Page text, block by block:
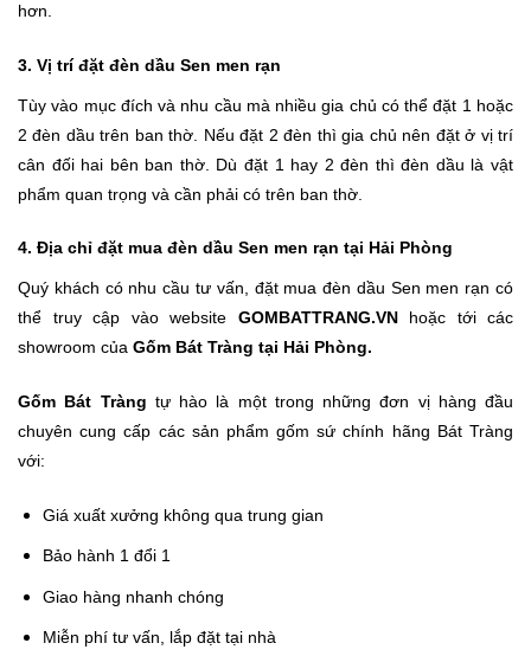
hơn.
3. Vị trí đặt đèn dầu Sen men rạn
Tùy vào mục đích và nhu cầu mà nhiều gia chủ có thể đặt 1 hoặc
2 đèn dầu trên ban thờ. Nếu đặt 2 đèn thì gia chủ nên đặt ở vị trí
cân đối hai bên ban thờ. Dù đặt 1 hay 2 đèn thì đèn dầu là vật
phẩm quan trọng và cần phải có trên ban thờ.
4. Địa chỉ đặt mua đèn dầu Sen men rạn tại Hải Phòng
Quý khách có nhu cầu tư vấn, đặt mua đèn dầu Sen men rạn có
thể truy cập vào website GOMBATTRANG.VNhoặc tới các
showroom của Gốm Bát Tràng tại Hải Phòng.
Gốm Bát Tràng tự hào là một trong những đơn vị hàng đầu
chuyên cung cấp các sản phẩm gốm sứ chính hãng Bát Tràng
với:
Giá xuất xưởng không qua trung gian
Bảo hành 1 đổi 1
Giao hàng nhanh chóng
Miễn phí tư vấn, lắp đặt tại nhà